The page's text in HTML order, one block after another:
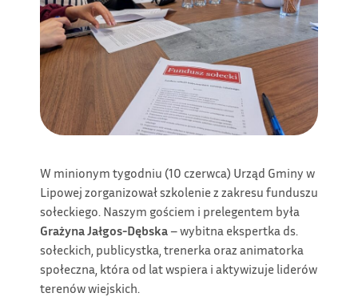
W minionym tygodniu (10 czerwca) Urząd Gminy w
Lipowej zorganizował szkolenie z zakresu funduszu
sołeckiego. Naszym gościem i prelegentem była
Grażyna Jałgos-Dębska – wybitna ekspertka ds.
sołeckich, publicystka, trenerka oraz animatorka
społeczna, która od lat wspiera i aktywizuje liderów
terenów wiejskich.